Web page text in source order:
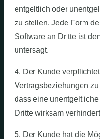
entgeltlich oder
zu stellen. Jede Form
Software an Dritte ist
untersagt.
4. Der Kunde
Vertragsbeziehungen
dass eine
Dritte wirksam
5. Der Kunde hat die